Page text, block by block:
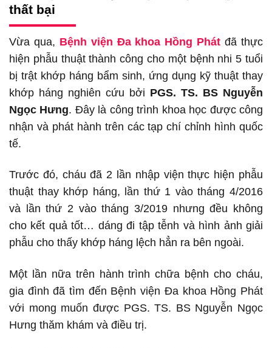
thất bại
Vừa qua, Bệnh viện Đa khoa Hồng Phát đã thực
hiện phẫu thuật thành công cho một bệnh nhi 5 tuổi
bị trật khớp háng bẩm sinh, ứng dụng kỹ thuật thay
khớp háng nghiên cứu bởi PGS. TS. BS Nguyễn
Ngọc Hưng. Đây là công trình khoa học được công
nhận và phát hành trên các tạp chí chỉnh hình quốc
tế.
Trước đó, cháu đã 2 lần nhập viện thực hiện phẫu
thuật thay khớp háng, lần thứ 1 vào tháng 4/2016
và lần thứ 2 vào tháng 3/2019 nhưng đều không
cho kết quả tốt… dáng đi tập tễnh và hình ảnh giải
phẫu cho thấy khớp háng lệch hẳn ra bên ngoài.
Một lần nữa trên hành trình chữa bệnh cho cháu,
gia đình đã tìm đến Bệnh viện Đa khoa Hồng Phát
với mong muốn được PGS. TS. BS Nguyễn Ngọc
Hưng thăm khám và điều trị.